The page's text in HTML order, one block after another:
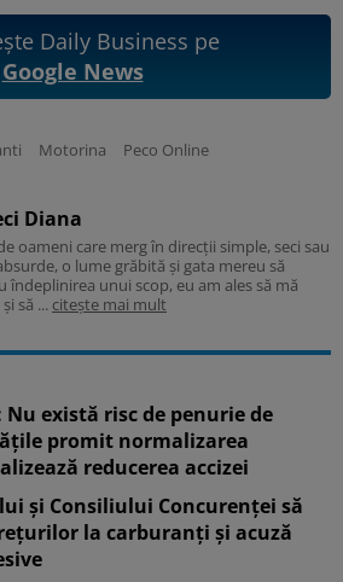
Daily Business pe
Google News
Motorina Peco Online
Diana
oameni care merg în direcții simple, seci sau
o lume grăbită și gata mereu să
îndeplinirea unui scop, eu am ales să mă
să ... citește mai mult
există risc de penurie de
promit normalizarea
reducerea accizei
și Consiliului Concurenței să
la carburanți și acuză